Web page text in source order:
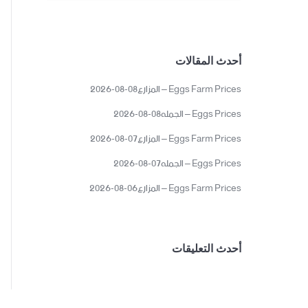
أحدث المقالات
Eggs Farm Prices – المزارع08-08-2026
Eggs Prices – الجمله08-08-2026
Eggs Farm Prices – المزارع07-08-2026
Eggs Prices – الجمله07-08-2026
Eggs Farm Prices – المزارع06-08-2026
أحدث التعليقات